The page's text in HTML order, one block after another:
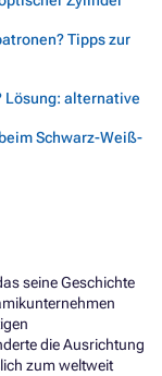
Tipps zur
Lösung: alternative
Schwarz-Weiß-
seine Geschichte
die Ausrichtung
zum weltweit